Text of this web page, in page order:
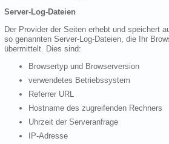
Server-Log-Dateien
Der Provider der Seiten erhebt und speichert
so genannten Server-Log-Dateien, die Ihr
übermittelt. Dies sind:
Browsertyp und Browserversion
verwendetes Betriebssystem
Referrer URL
Hostname des zugreifenden Rechners
Uhrzeit der Serveranfrage
IP-Adresse